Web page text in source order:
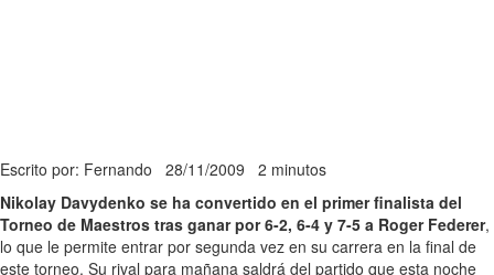
Escrito por: Fernando 28/11/2009 2 minutos
Nikolay Davydenko se ha convertido en el primer finalista del
Torneo de Maestros tras ganar por 6-2, 6-4 y 7-5 a Roger Federer,
lo que le permite entrar por segunda vez en su carrera en la final de
este torneo. Su rival para mañana saldrá del partido que esta noche